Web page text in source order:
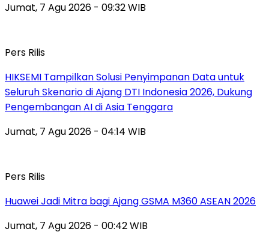
Jumat, 7 Agu 2026 - 09:32 WIB
Pers Rilis
HIKSEMI Tampilkan Solusi Penyimpanan Data untuk
Seluruh Skenario di Ajang DTI Indonesia 2026, Dukung
Pengembangan AI di Asia Tenggara
Jumat, 7 Agu 2026 - 04:14 WIB
Pers Rilis
Huawei Jadi Mitra bagi Ajang GSMA M360 ASEAN 2026
Jumat, 7 Agu 2026 - 00:42 WIB